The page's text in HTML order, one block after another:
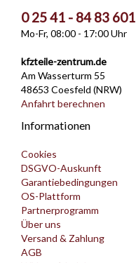
0 25 41 - 84 83 601
Mo-Fr, 08:00 - 17:00 Uhr
kfzteile-zentrum.de
Am Wasserturm 55
48653 Coesfeld (NRW)
Anfahrt berechnen
Informationen
Cookies
DSGVO-Auskunft
Garantiebedingungen
OS-Plattform
Partnerprogramm
Über uns
Versand & Zahlung
AGB